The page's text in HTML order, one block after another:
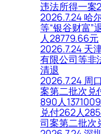
违法所得一案
2026.7.24 哈
等“银谷财富”
人28779.66元
2026.7.24 天
有限公司等非
清退
2026.7.24 周
案第二批次兑
890人
兑付262人
司案第二批次